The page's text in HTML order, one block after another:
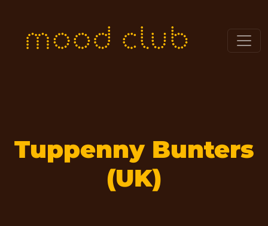
Tuppenny Bunters
(UK)